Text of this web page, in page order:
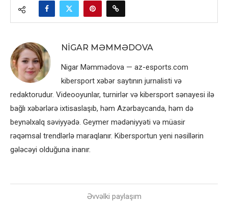
NIGAR MƏMMƏDOVA
Nigar Məmmədova — az-esports.com
kibersport xəbər saytının jurnalisti və
redaktorudur. Videooyunlar, turnirlər və kibersport sənayesi ilə
bağlı xəbərlərə ixtisaslaşıb, həm Azərbaycanda, həm də
beynəlxalq səviyyədə. Geymer mədəniyyəti və müasir
rəqəmsal trendlərlə maraqlanır. Kibersportun yeni nəsillərin
gələcəyi olduğuna inanır.
Əvvəlki paylaşım